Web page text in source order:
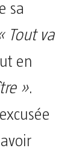
sa
Tout va
en
».